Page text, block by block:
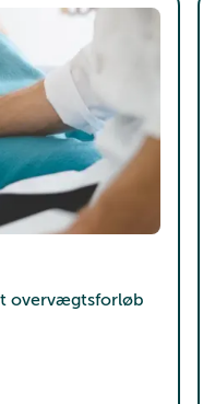
overvægtsforløb